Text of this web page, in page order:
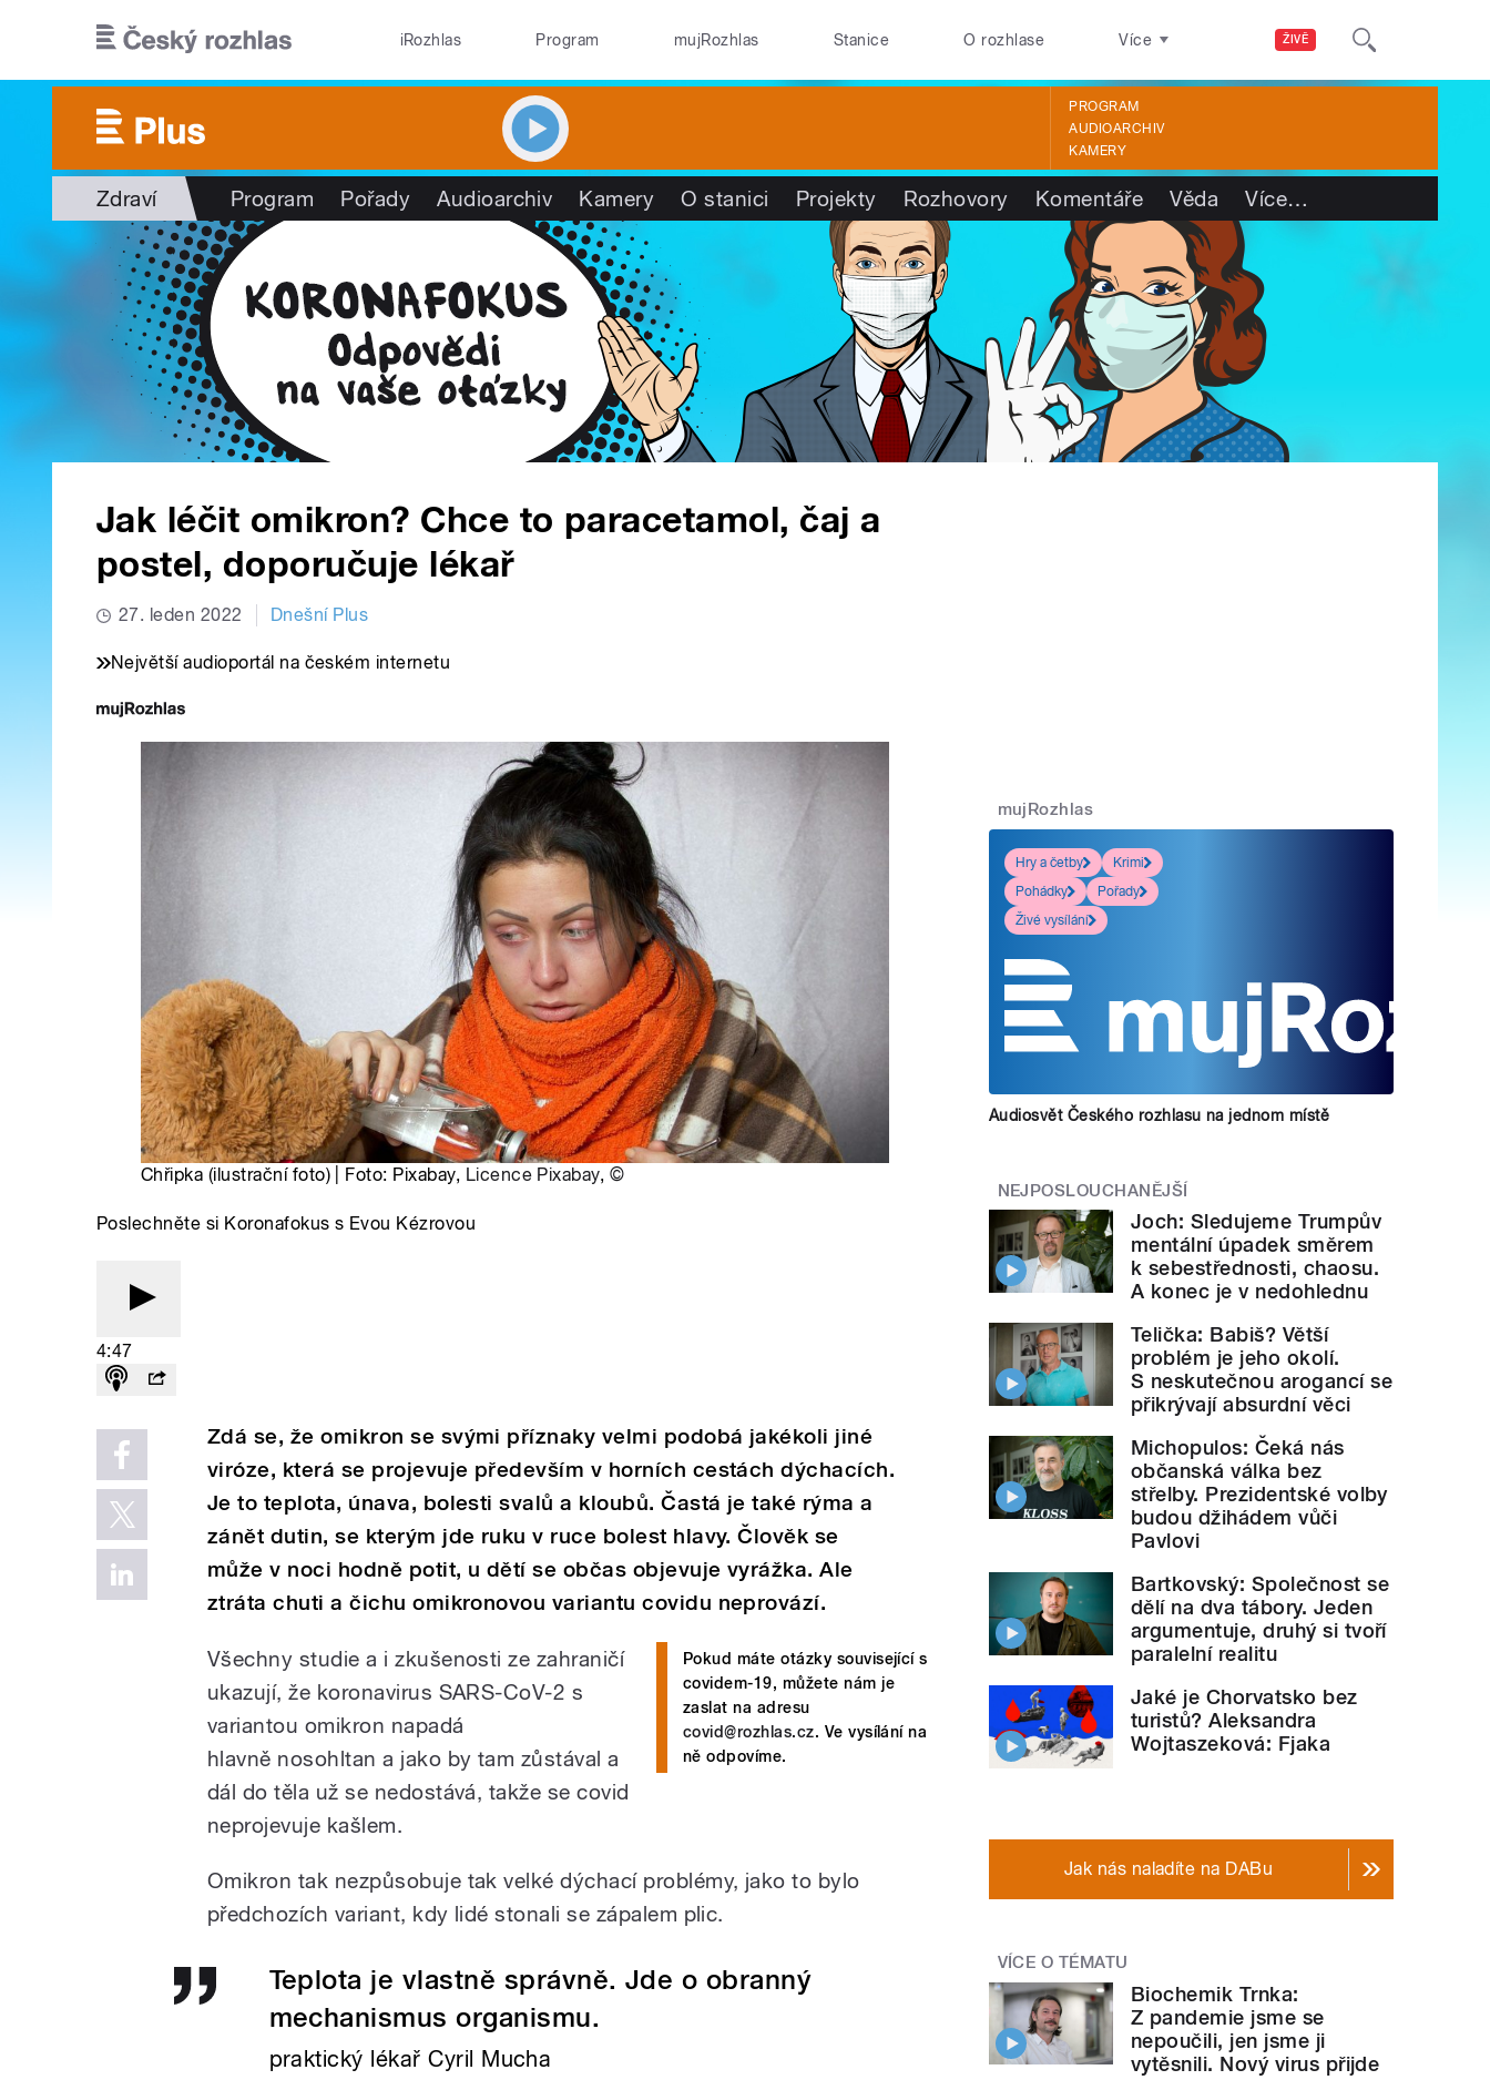
ŽIVĚ
iRozhlas Program mujRozhlas Stanice O rozhlase Více
PROGRAM
AUDIOARCHIV
KAMERY
Zdraví Program Pořady Audioarchiv Kamery O stanici Projekty Rozhovory Komentáře Věda Více…
Jak léčit omikron? Chce to paracetamol, čaj a
postel, doporučuje lékař
27. leden 2022 Dnešní Plus
Největší audioportál na českém internetu
Chřipka (ilustrační foto) | Foto: Pixabay, Licence Pixabay, ©
Poslechněte si Koronafokus s Evou Kézrovou
4:47
Zdá se, že omikron se svými příznaky velmi podobá jakékoli jiné
viróze, která se projevuje především v horních cestách dýchacích.
Je to teplota, únava, bolesti svalů a kloubů. Častá je také rýma a
zánět dutin, se kterým jde ruku v ruce bolest hlavy. Člověk se
může v noci hodně potit, u dětí se občas objevuje vyrážka. Ale
ztráta chuti a čichu omikronovou variantu covidu neprovází.
Pokud máte otázky související s
covidem-19, můžete nám je
zaslat na adresu
covid@rozhlas.cz. Ve vysílání na
ně odpovíme.
Všechny studie a i zkušenosti ze zahraničí
ukazují, že koronavirus SARS-CoV-2 s
variantou omikron napadá
hlavně nosohltan a jako by tam zůstával a
dál do těla už se nedostává, takže se covid
neprojevuje kašlem.
Omikron tak nezpůsobuje tak velké dýchací problémy, jako to bylo
předchozích variant, kdy lidé stonali se zápalem plic.
Teplota je vlastně správně. Jde o obranný
mechanismus organismu.
praktický lékař Cyril Mucha
mujRozhlas
Hry a četby
Krimi
Pohádky
Pořady
Živé vysílání
Audiosvět Českého rozhlasu na jednom místě
NEJPOSLOUCHANĚJŠÍ
Joch: Sledujeme Trumpův
mentální úpadek směrem
k sebestřednosti, chaosu.
A konec je v nedohlednu
Telička: Babiš? Větší
problém je jeho okolí.
S neskutečnou arogancí se
přikrývají absurdní věci
Michopulos: Čeká nás
občanská válka bez
střelby. Prezidentské volby
budou džihádem vůči
Pavlovi
Bartkovský: Společnost se
dělí na dva tábory. Jeden
argumentuje, druhý si tvoří
paralelní realitu
Jaké je Chorvatsko bez
turistů? Aleksandra
Wojtaszeková: Fjaka
Jak nás naladíte na DABu
VÍCE O TÉMATU
Biochemik Trnka:
Z pandemie jsme se
nepoučili, jen jsme ji
vytěsnili. Nový virus přijde